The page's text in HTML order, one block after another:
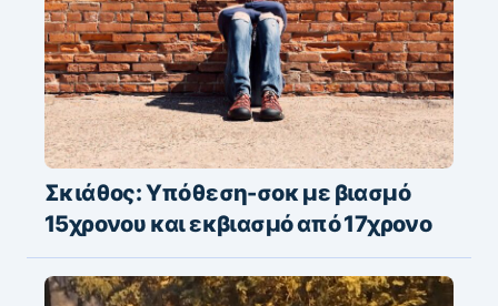
Σκιάθος: Υπόθεση-σοκ με βιασμό
15χρονου και εκβιασμό από 17χρονο